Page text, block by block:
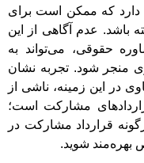
دارد که ممکن است برای
باشد. عدم آگاهی از این
حقوقی، می‌تواند به
منجر شود. تجربه نشان
در این زمینه، ناشی از
مشارکت است؛
قرارداد مشارکت در
شوید.